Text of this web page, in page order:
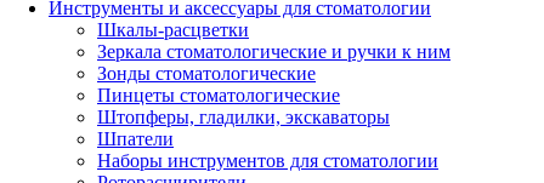
Инструменты и аксессуары для стоматологии
Шкалы-расцветки
Зеркала стоматологические и ручки к ним
Зонды стоматологические
Пинцеты стоматологические
Штопферы, гладилки, экскаваторы
Шпатели
Наборы инструментов для стоматологии